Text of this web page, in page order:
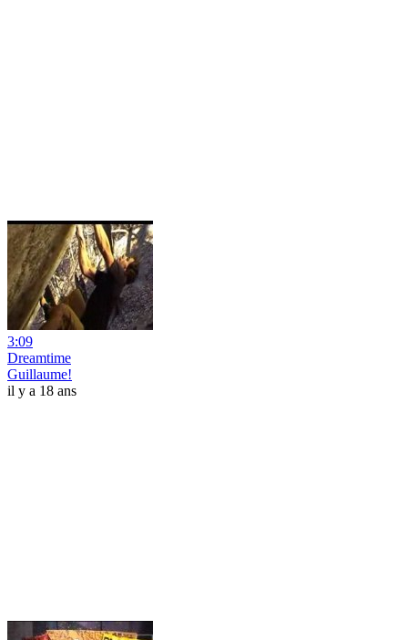
3:09
Dreamtime
Guillaume!
il y a 18 ans